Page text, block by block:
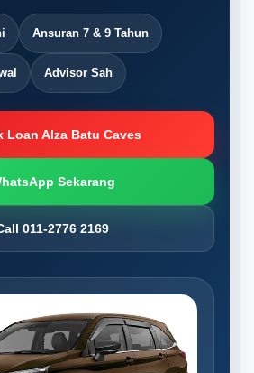
Ansuran 7 & 9 Tahun
Advisor Sah
Loan Alza Batu Caves
Sekarang
011-2776 2169